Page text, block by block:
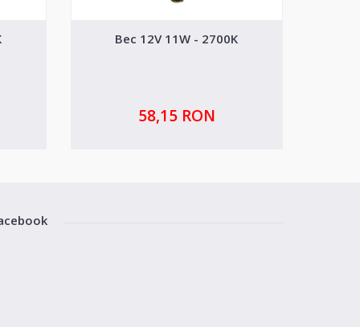
Bec 12V 11W - 2700K
58,15 RON